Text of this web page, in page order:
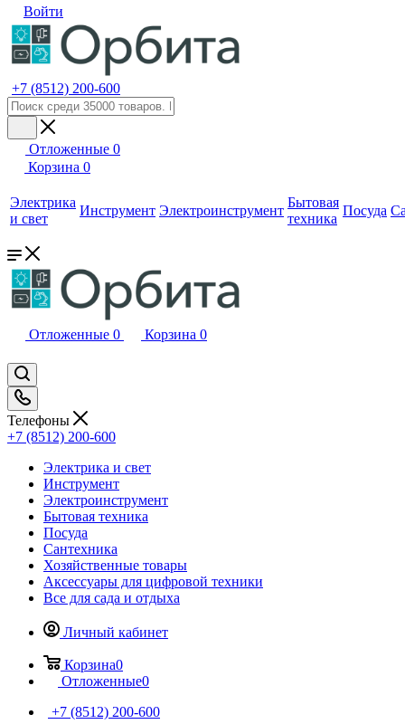
Войти
+7 (8512) 200-600
Отложенные 0
Корзина 0
Электрика
и свет
Инструмент Электроинструмент
Бытовая
техника
Посуда
Отложенные 0 Корзина 0
Телефоны
+7 (8512) 200-600
Электрика и свет
Инструмент
Электроинструмент
Бытовая техника
Посуда
Сантехника
Хозяйственные товары
Аксессуары для цифровой техники
Все для сада и отдыха
Личный кабинет
Корзина0
Отложенные0
+7 (8512) 200-600